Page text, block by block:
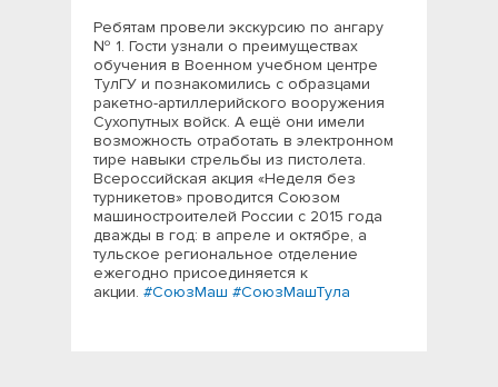
Ребятам провели экскурсию по ангару
№ 1. Гости узнали о преимуществах
обучения в Военном учебном центре
ТулГУ и познакомились с образцами
ракетно-артиллерийского вооружения
Сухопутных войск. А ещё они имели
возможность отработать в электронном
тире навыки стрельбы из пистолета.
Всероссийская акция «Неделя без
турникетов» проводится Союзом
машиностроителей России с 2015 года
дважды в год: в апреле и октябре, а
тульское региональное отделение
ежегодно присоединяется к
акции. #СоюзМаш #СоюзМашТула